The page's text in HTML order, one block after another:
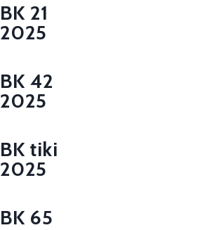
BK 21
2025
BK 42
2025
BK tiki
2025
BK 65